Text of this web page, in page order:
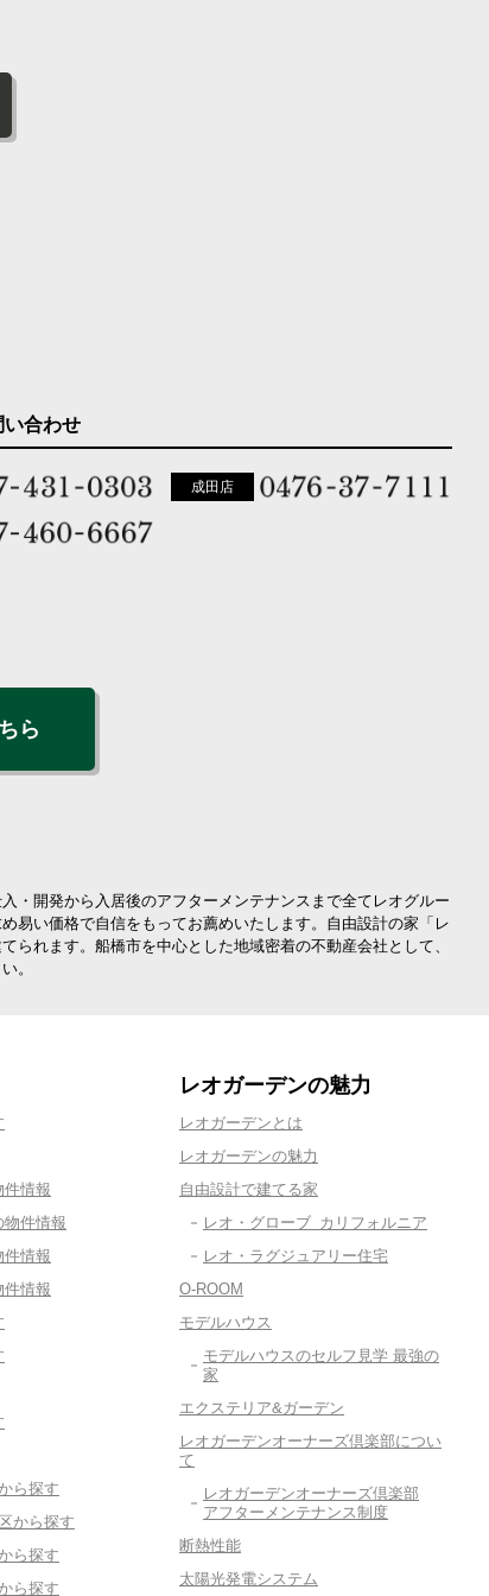
い合わせ
成田店
ら
・開発から入居後のアフターメンテナンスまで全てレオグルー
易い価格で自信をもってお薦めいたします。自由設計の家「レ
れます。船橋市を中心とした地域密着の不動産会社として、
。
件情報
物件情報
件情報
件情報
ら探す
から探す
ら探す
ら探す
レオガーデンの魅力
レオガーデンとは
レオガーデンの魅力
自由設計で建てる家
レオ・グローブ カリフォルニア
レオ・ラグジュアリー住宅
O-ROOM
モデルハウス
モデルハウスのセルフ見学 最強の
家
エクステリア&ガーデン
レオガーデンオーナーズ倶楽部につい
て
レオガーデンオーナーズ倶楽部
アフターメンテナンス制度
断熱性能
太陽光発電システム